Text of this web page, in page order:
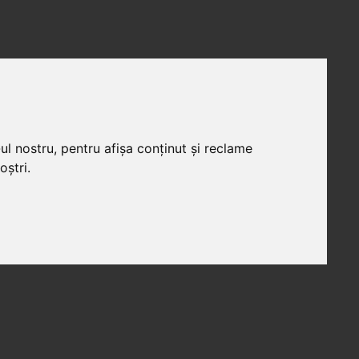
nostru, pentru afișa conținut și reclame